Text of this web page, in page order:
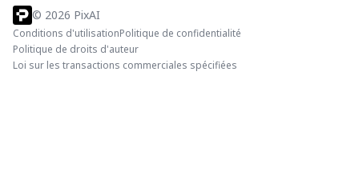
© 2026 PixAI
Conditions d'utilisationPolitique de confidentialité
Politique de droits d'auteur
Loi sur les transactions commerciales spécifiées